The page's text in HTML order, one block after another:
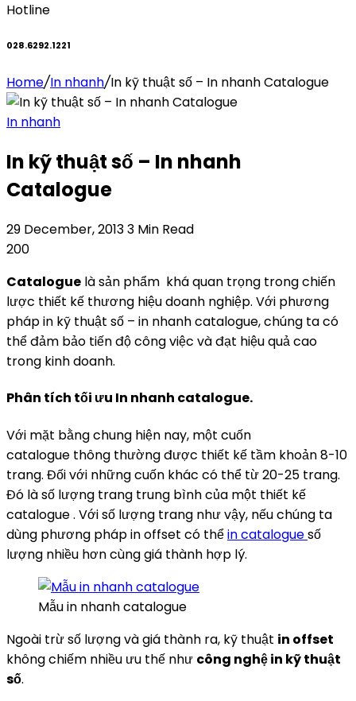
Hotline
028.6292.1221
Home/In nhanh/In kỹ thuật số – In nhanh Catalogue
In nhanh
In kỹ thuật số – In nhanh
Catalogue
29 December, 20133 Min Read
200
Catalogue là sản phẩm khá quan trọng trong chiến
lược thiết kế thương hiệu doanh nghiệp. Với phương
pháp in kỹ thuật số – in nhanh catalogue, chúng ta có
thể đảm bảo tiến độ công việc và đạt hiệu quả cao
trong kinh doanh.
Phân tích tối ưu In nhanh catalogue.
Với mặt bằng chung hiện nay, một cuốn
catalogue thông thường được thiết kế tầm khoản 8-10
trang. Đối với những cuốn khác có thể từ 20-25 trang.
Đó là số lượng trang trung bình của một thiết kế
catalogue . Với số lượng trang như vậy, nếu chúng ta
dùng phương pháp in offset có thểin cataloguesố
lượng nhiều hơn cùng giá thành hợp lý.
Mẫu in nhanh catalogue
Ngoài trừ số lượng và giá thành ra, kỹ thuật in offset
không chiếm nhiều ưu thế như công nghệ in kỹ thuật
số.